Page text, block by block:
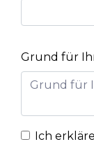
Grund für
Ich